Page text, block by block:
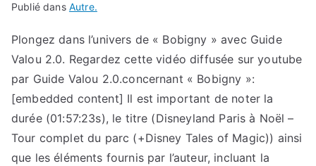
Publié dans Autre.
Plongez dans l’univers de « Bobigny » avec Guide
Valou 2.0. Regardez cette vidéo diffusée sur youtube
par Guide Valou 2.0.concernant « Bobigny »:
[embedded content] Il est important de noter la
durée (01:57:23s), le titre (Disneyland Paris à Noël –
Tour complet du parc (+Disney Tales of Magic)) ainsi
que les éléments fournis par l’auteur, incluant la